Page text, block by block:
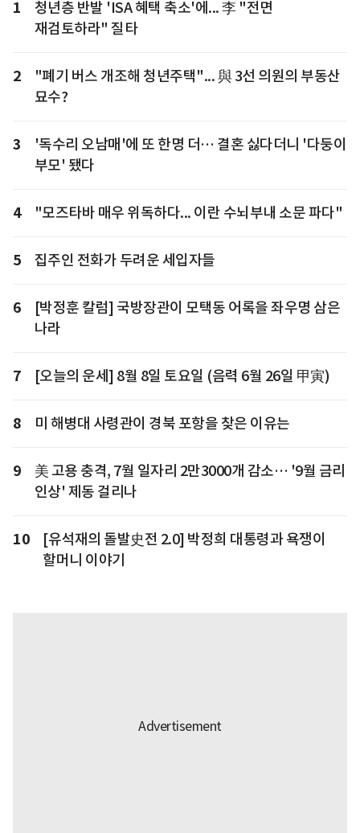
1
청년층 반발 'ISA 혜택 축소'에... 李 "전면
재검토하라" 질타
2
"폐기 버스 개조해 청년주택"... 與 3선 의원의 부동산
묘수?
3
'독수리 오남매'에 또 한명 더… 결혼 싫다더니 '다둥이
부모' 됐다
4 "모즈타바 매우 위독하다... 이란 수뇌부내 소문 파다"
5 집주인 전화가 두려운 세입자들
6
[박정훈 칼럼] 국방장관이 모택동 어록을 좌우명 삼은
나라
7 [오늘의 운세] 8월 8일 토요일 (음력 6월 26일 甲寅)
8 미 해병대 사령관이 경북 포항을 찾은 이유는
9
美 고용 충격, 7월 일자리 2만3000개 감소… '9월 금리
인상' 제동 걸리나
10
[유석재의 돌발史전 2.0] 박정희 대통령과 욕쟁이
할머니 이야기